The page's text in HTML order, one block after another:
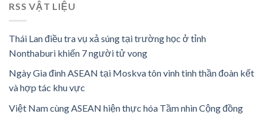
RSS VẬT LIỆU
Thái Lan điều tra vụ xả súng tại trường học ở tỉnh
Nonthaburi khiến 7 người tử vong
Ngày Gia đình ASEAN tại Moskva tôn vinh tinh thần đoàn kết
và hợp tác khu vực
Việt Nam cùng ASEAN hiện thực hóa Tầm nhìn Cộng đồng